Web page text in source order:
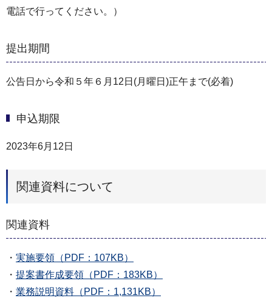
電話で行ってください。）
提出期間
公告日から令和５年６月12日(月曜日)正午まで(必着)
申込期限
2023年6月12日
関連資料について
関連資料
・ 実施要領（PDF：107KB）
・ 提案書作成要領（PDF：183KB）
・ 業務説明資料（PDF：1,131KB）